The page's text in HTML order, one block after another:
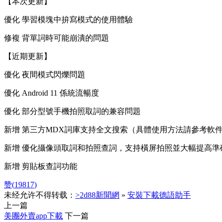
優化 學習模塊中拚寫模式的使用體驗
修複 背單詞時可能崩潰的問題
【近期更新】
優化 夜間模式閃爍問題
優化 Android 11 係統流暢度
優化 部分型號手機拍照取詞的兼容問題
新增 第三方MDX詞庫支持全文搜索（具體使用方法請參考軟件
新增 優化攝像頭取詞和拍照查詞，支持橫屏拍照並大幅提高準
新增 剪貼板查詞功能
赞(19817)
未经允许不得转载： >2d88新聞網 » 安裝下載德語助手
上一篇
美團外賣app下載 下一篇